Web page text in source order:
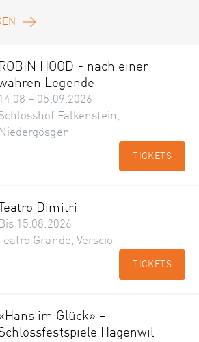
ROBIN HOOD - nach einer
Legende
14.08 – 05.09.2026
Falkenstein,
Niedergösgen
TICKETS
Teatro Dimitri
Bis 15.08.2026
Teatro Grande, Verscio
TICKETS
im Glück» –
Hagenwil